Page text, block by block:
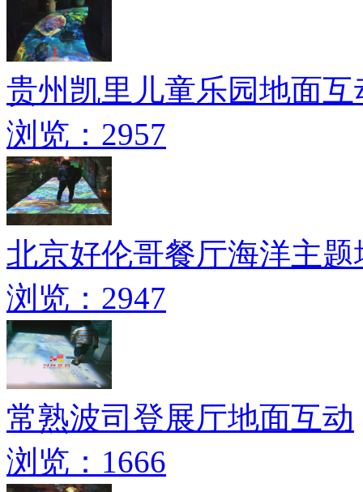
贵州凯里儿童乐园地面互
浏览：2957
北京好伦哥餐厅海洋主
浏览：2947
常熟波司登展厅地面互动
浏览：1666